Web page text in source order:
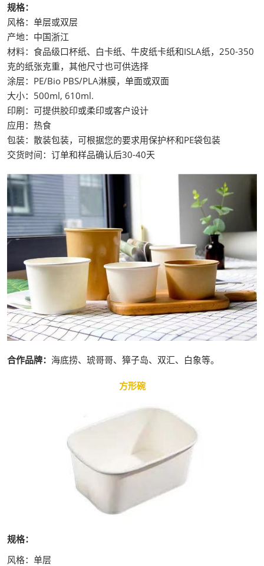
规格：
风格：单层或双层
产地：中国浙江
材料：食品级口杯纸、白卡纸、牛皮纸卡纸和ISLA纸，250-350
克的纸张克重，其他尺寸也可供选择
涂层：PE/Bio PBS/PLA淋膜，单面或双面
大小：500ml, 610ml.
印刷：可提供胶印或柔印或客户设计
应用：热食
包装：散装包装，可根据您的要求用保护杯和PE袋包装
交货时间：订单和样品确认后30-40天
合作品牌： 海底捞、琥哥哥、獐子岛、双汇、白象等。
方形碗
规格：
风格：单层